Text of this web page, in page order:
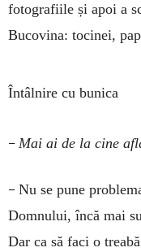
fotografiile și apoi a
Bucovina: tocinei,
Întâlnire cu bunica
– Mai ai de la cine
– Nu se pune
Domnului, încă mai
Dar ca să faci o